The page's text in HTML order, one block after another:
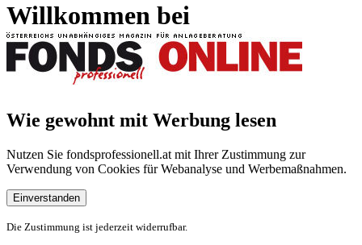
Willkommen bei
Wie gewohnt mit Werbung lesen
Nutzen Sie fondsprofessionell.at mit Ihrer Zustimmung zur
Verwendung von Cookies für Webanalyse und Werbemaßnahmen.
Einverstanden
Die Zustimmung ist jederzeit widerrufbar.